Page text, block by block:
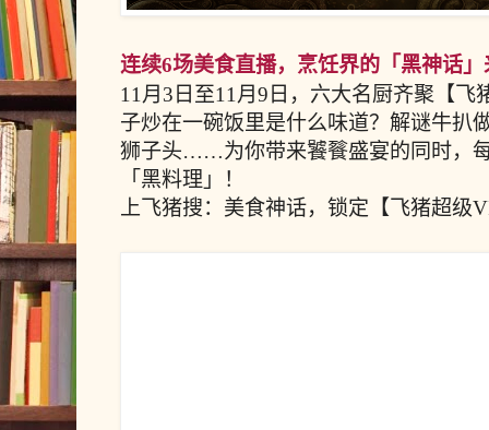
连续6场美食直播，烹饪界的「黑神话」
11月3日至11月9日，六大名厨齐聚【飞
子炒在一碗饭里是什么味道？解谜牛扒
狮子头……为你带来饕餮盛宴的同时，
「黑料理」！
上飞猪搜：美食神话，锁定【飞猪超级